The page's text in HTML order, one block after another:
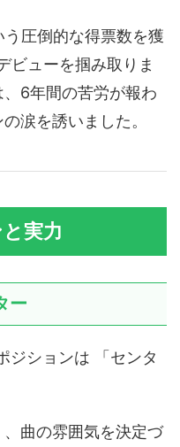
圧倒的な得票数を獲
ビューを掴み取りま
6年間の苦労が報わ
涙を誘いました。
実力
ー
ジションは 「センタ
曲の雰囲気を決定づ